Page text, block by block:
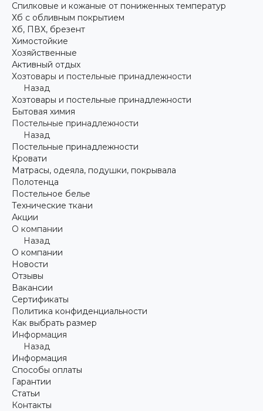
Спилковые и кожаные от пониженных температур
Хб с обливным покрытием
Хб, ПВХ, брезент
Химостойкие
Хозяйственные
Активный отдых
Хозтовары и постельные принадлежности
Назад
Хозтовары и постельные принадлежности
Бытовая химия
Постельные принадлежности
Назад
Постельные принадлежности
Кровати
Матрасы, одеяла, подушки, покрывала
Полотенца
Постельное белье
Технические ткани
Акции
О компании
Назад
О компании
Новости
Отзывы
Вакансии
Сертификаты
Политика конфиденциальности
Как выбрать размер
Информация
Назад
Информация
Способы оплаты
Гарантии
Статьи
Контакты